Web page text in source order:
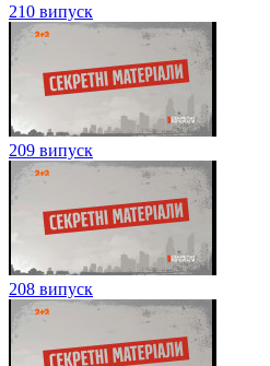
210 випуск
209 випуск
208 випуск